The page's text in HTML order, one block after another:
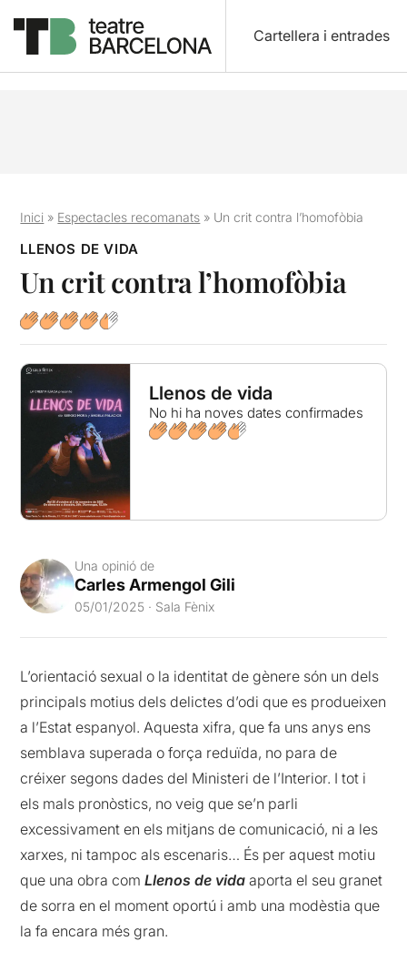
Cartellera i entrades
Inici » Espectacles recomanats » Un crit contra l’homofòbia
LLENOS DE VIDA
Un crit contra l’homofòbia
Llenos de vida
No hi ha noves dates confirmades
Una opinió de
Carles Armengol Gili
05/01/2025 · Sala Fènix
L’orientació sexual o la identitat de gènere són un dels
principals motius dels delictes d’odi que es produeixen
a l’Estat espanyol. Aquesta xifra, que fa uns anys ens
semblava superada o força reduïda, no para de
créixer segons dades del Ministeri de l’Interior. I tot i
els mals pronòstics, no veig que se’n parli
excessivament en els mitjans de comunicació, ni a les
xarxes, ni tampoc als escenaris… És per aquest motiu
que una obra com Llenos de vida aporta el seu granet
de sorra en el moment oportú i amb una modèstia que
la fa encara més gran.